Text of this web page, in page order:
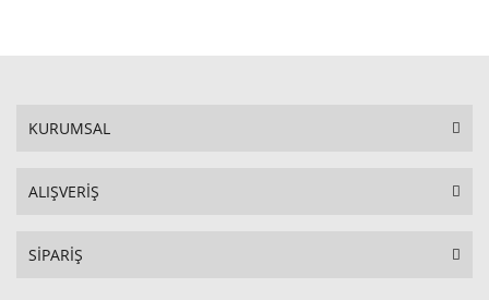
KURUMSAL
ALIŞVERİŞ
SİPARİŞ